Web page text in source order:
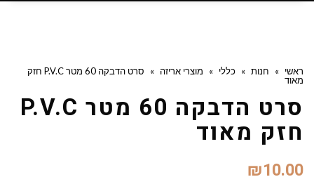
ראשי » חנות » כללי » מוצרי אריזה »
סרט הדבקה 60 מטר P.V.C חזק
מאוד
סרט הדבקה 60 מטר P.V.C
חזק מאוד
₪10.00